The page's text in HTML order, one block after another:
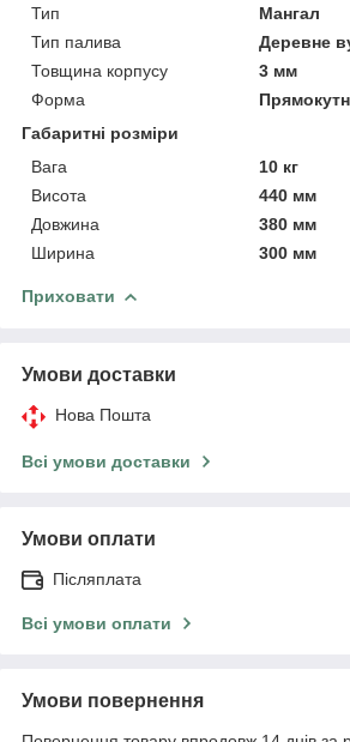
Тип
Мангал
Тип палива
Деревне
Товщина корпусу
3 мм
Форма
Габаритні розміри
Вага
10 кг
Висота
440 мм
Довжина
380 мм
Ширина
300 мм
Приховати
Умови доставки
Нова Пошта
Всі умови доставки
Умови оплати
Післяплата
Всі умови оплати
Умови повернення